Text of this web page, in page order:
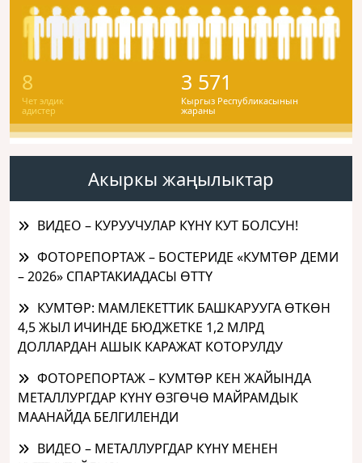
8
Чет элдик
адистер
3 571
Кыргыз Республикасынын
жараны
Акыркы жаңылыктар
ВИДЕО – КУРУУЧУЛАР КҮНҮ КУТ БОЛСУН!
ФОТОРЕПОРТАЖ – БОСТЕРИДЕ «КУМТӨР ДЕМИ
– 2026» СПАРТАКИАДАСЫ ӨТТҮ
КУМТӨР: МАМЛЕКЕТТИК БАШКАРУУГА ӨТКӨН
4,5 ЖЫЛ ИЧИНДЕ БЮДЖЕТКЕ 1,2 МЛРД
ДОЛЛАРДАН АШЫК КАРАЖАТ КОТОРУЛДУ
ФОТОРЕПОРТАЖ – КУМТӨР КЕН ЖАЙЫНДА
МЕТАЛЛУРГДАР КҮНҮ ӨЗГӨЧӨ МАЙРАМДЫК
МААНАЙДА БЕЛГИЛЕНДИ
ВИДЕО – МЕТАЛЛУРГДАР КҮНҮ МЕНЕН